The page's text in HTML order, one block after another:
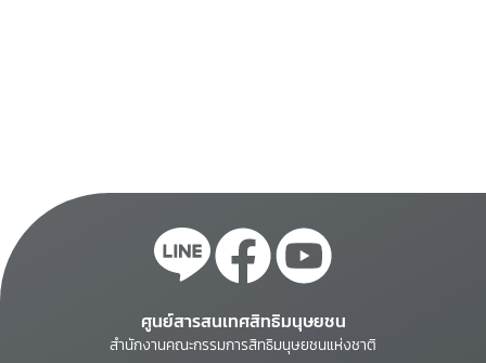
ศูนย์สารสนเทศสิทธิมนุษยชน
สำนักงานคณะกรรมการสิทธิมนุษยชนแห่งชาติ